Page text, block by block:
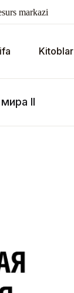
markazi
Kitoblar
II